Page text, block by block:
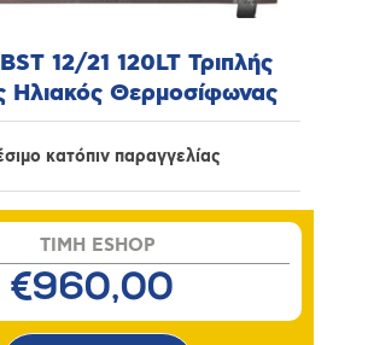
12/21 120LT Τριπλής
Ηλιακός Θερμοσίφωνας
κατόπιν παραγγελίας
TIMH ESHOP
€960,00